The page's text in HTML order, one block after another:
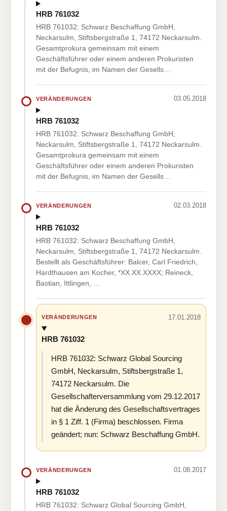
HRB 761032
HRB 761032: Schwarz Beschaffung GmbH,
Neckarsulm, Stiftsbergstraße 1, 74172 Neckarsulm.
Gesamtprokura gemeinsam mit einem
Geschäftsführer oder einem anderen Prokuristen
mit der Befugnis, im Namen der Gesells…
VERÄNDERUNGEN 03.05.2018
HRB 761032
HRB 761032: Schwarz Beschaffung GmbH,
Neckarsulm, Stiftsbergstraße 1, 74172 Neckarsulm.
Gesamtprokura gemeinsam mit einem
Geschäftsführer oder einem anderen Prokuristen
mit der Befugnis, im Namen der Gesells…
VERÄNDERUNGEN 02.03.2018
HRB 761032
HRB 761032: Schwarz Beschaffung GmbH,
Neckarsulm, Stiftsbergstraße 1, 74172 Neckarsulm.
Bestellt als Geschäftsführer: Balcer, Carl Friedrich,
Hardthausen am Kocher, *XX.XX.XXXX; Reineck,
Bastian, Ittlingen, …
VERÄNDERUNGEN 17.01.2018
HRB 761032
HRB 761032: Schwarz Global Sourcing
GmbH, Neckarsulm, Stiftsbergstraße 1,
74172 Neckarsulm. Die
Gesellschafterversammlung vom 29.12.2017
hat die Änderung des Gesellschaftsvertrages
in § 1 Ziff. 1 (Firma) beschlossen. Firma
geändert; nun: Schwarz Beschaffung GmbH.
VERÄNDERUNGEN 01.08.2017
HRB 761032
HRB 761032: Schwarz Global Sourcing GmbH,